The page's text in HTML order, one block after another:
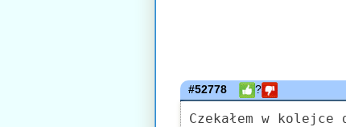
#52778 ?
Czekałem w